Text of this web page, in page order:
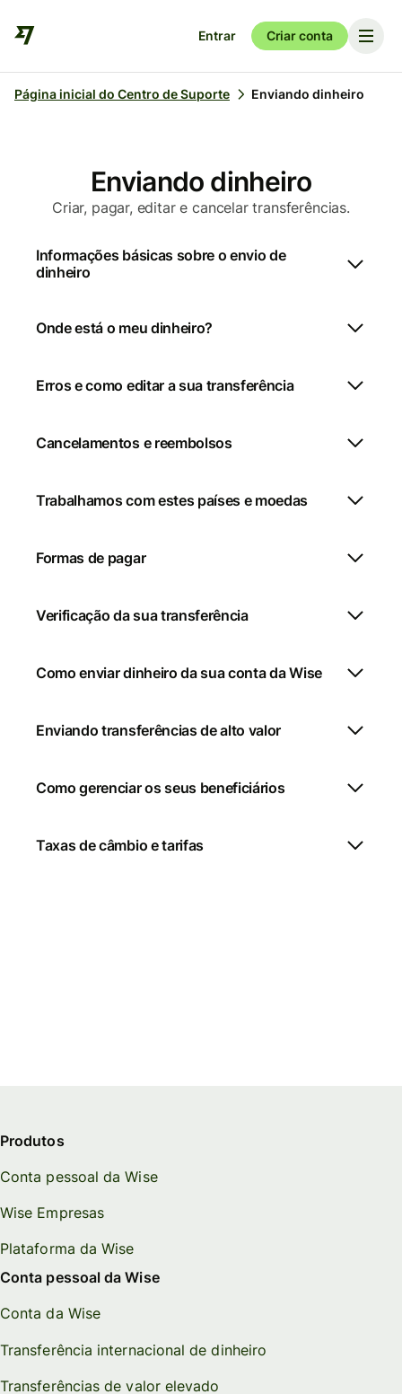
Entrar Criar conta
Página inicial do Centro de Suporte Enviando dinheiro
Enviando dinheiro
Criar, pagar, editar e cancelar transferências.
Informações básicas sobre o envio de
dinheiro
Onde está o meu dinheiro?
Erros e como editar a sua transferência
Cancelamentos e reembolsos
Trabalhamos com estes países e moedas
Formas de pagar
Verificação da sua transferência
Como enviar dinheiro da sua conta da Wise
Enviando transferências de alto valor
Como gerenciar os seus beneficiários
Taxas de câmbio e tarifas
Produtos
Conta pessoal da Wise
Wise Empresas
Plataforma da Wise
Conta pessoal da Wise
Conta da Wise
Transferência internacional de dinheiro
Transferências de valor elevado